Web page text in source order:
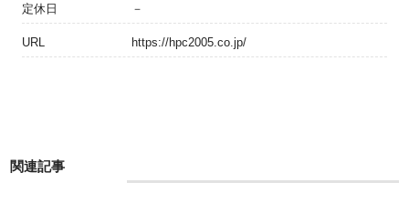
定休日 －
URL https://hpc2005.co.jp/
関連記事